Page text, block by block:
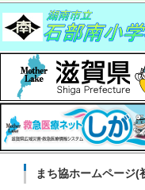
まち協ホームページ(